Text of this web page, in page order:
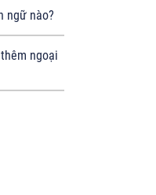
ngữ nào?
ngoại